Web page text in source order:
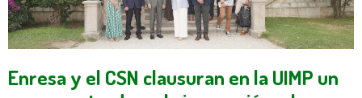
Enresa y el CSN clausuran en la UIMP un